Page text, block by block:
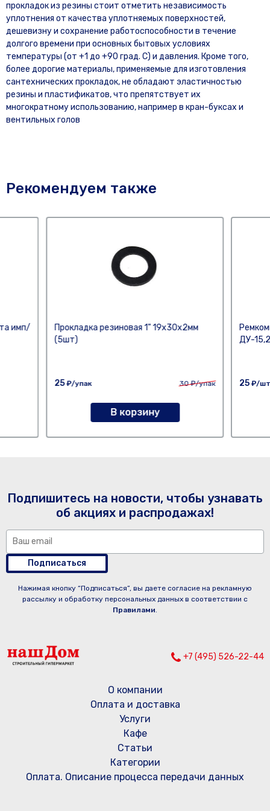
прокладок из резины стоит отметить независимость
уплотнения от качества уплотняемых поверхностей,
дешевизну и сохранение работоспособности в течение
долгого времени при основных бытовых условиях
температуры (от +1 до +90 град. С) и давления. Кроме того,
более дорогие материалы, применяемые для изготовления
сантехнических прокладок, не обладают эластичностью
резины и пластификатов, что препятствует их
многократному использованию, например в кран-буксах и
вентильных голов
Рекомендуем также
имп/
Прокладка резиновая 1" 19х30х2мм
(5шт)
25₽/упак 30₽/упак
В корзину
ДУ-
25 ₽/
Подпишитесь на новости, чтобы узнавать
об акциях и распродажах!
Подписаться
Нажимая кнопку “Подписаться”, вы даете согласие на рекламную
рассылку и обработку персональных данных в соответствии с
Правилами.
+7 (495) 526-22-44
О компании
Оплата и доставка
Услуги
Кафе
Статьи
Категории
Оплата. Описание процесса передачи данных